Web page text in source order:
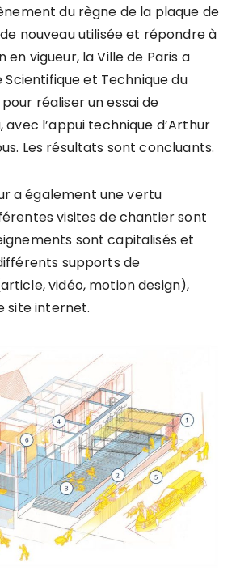
du règne de la plaque de
nouveau utilisée et répondre à
vigueur, la Ville de Paris a
et Technique du
réaliser un essai de
avec l’appui technique d’Arthur
Les résultats sont concluants.
a également une vertu
visites de chantier sont
sont capitalisés et
supports de
vidéo, motion design),
site internet.